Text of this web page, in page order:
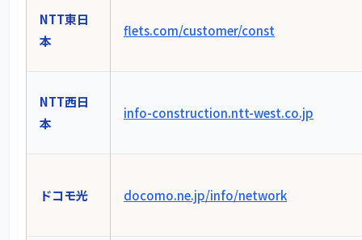
NTT東日
本
flets.com/customer/const
NTT西日
本
info-construction.ntt-west.co.jp
ドコモ光 docomo.ne.jp/info/network